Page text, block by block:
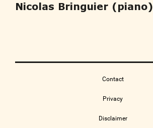
Nicolas Bringuier (piano)
Contact
Privacy
Disclaimer